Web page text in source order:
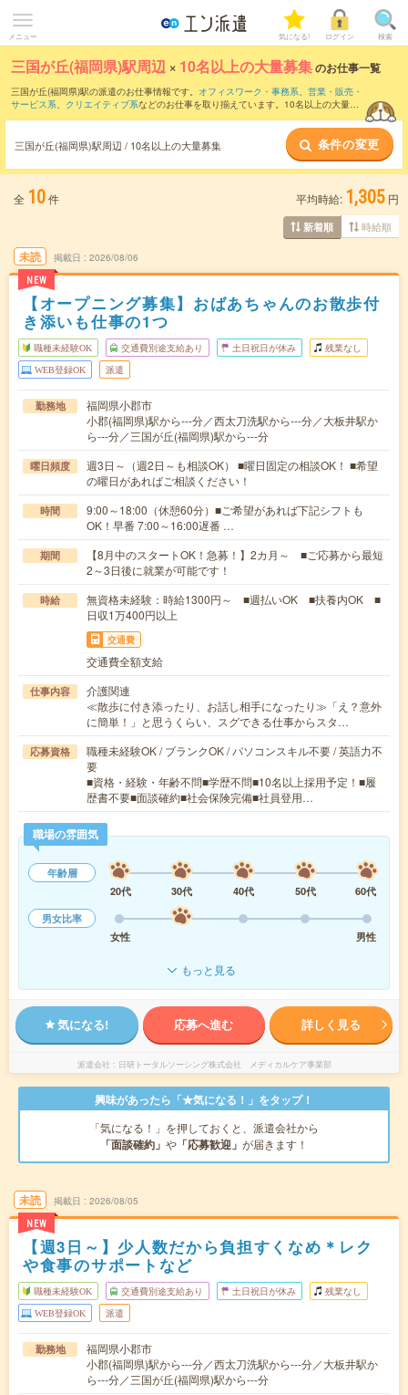
メニュー 気になる! ログイン 検索
三国が丘(福岡県)駅周辺 × 10名以上の大量募集のお仕事一覧
三国が丘(福岡県)駅の派遣のお仕事情報です。 オフィスワーク・事務系、 営業・販売・
サービス系、 クリエイティブ系などのお仕事を取り揃えています。10名以上の大量募
三国が丘(福岡県)駅周辺 / 10名以上の大量募集 条件の変更
全 10件 平均時給: 1,305 円
新着順 時給順
未読
NEW
掲載日 2026/08/06
【オープニング募集】おばあちゃんのお散歩付
き添いも仕事の1つ
職種未経験OK 交通費別途支給あり 土日祝日が休み 残業なし
WEB登録OK 派遣
勤務地
福岡県小郡市
小郡(福岡県)駅から---分／西太刀洗駅から---分／大板井駅か
ら---分／三国が丘(福岡県)駅から---分
曜日頻度
週3日～（週2日～も相談OK） ■曜日固定の相談OK！ ■希望
の曜日があればご相談ください！
時間
9:00～18:00（休憩60分）■ご希望があれば下記シフトも
OK！早番 7:00～16:00遅番 …
期間
【8月中のスタートOK！急募！】2カ月～ ■ご応募から最短
2～3日後に就業が可能です！
時給
無資格未経験：時給1300円～ ■週払いOK ■扶養内OK ■
日収1万400円以上
交通費
交通費全額支給
仕事内容
介護関連
≪散歩に付き添ったり、お話し相手になったり≫「え？意外
に簡単！」と思うくらい、スグできる仕事からスタ…
応募資格
職種未経験OK / ブランクOK / パソコンスキル不要 / 英語力不
要
■資格・経験・年齢不問■学歴不問■10名以上採用予定！■履
歴書不要■面談確約■社会保険完備■社員登用…
職場の雰囲気
年齢層
20代
30代 40代 50代
60代
男女比率
女性
男性
もっと見る
気になる! 応募へ進む 詳しく見る
派遣会社 日研トータルソーシング株式会社 メディカルケア事業部
興味があったら「★気になる！」をタップ！
「気になる！」を押しておくと、派遣会社から
「面談確約」 や 「応募歓迎」 が届きます！
未読
NEW
掲載日 2026/08/05
【週3日～】少人数だから負担すくなめ＊レク
や食事のサポートなど
職種未経験OK 交通費別途支給あり 土日祝日が休み 残業なし
WEB登録OK 派遣
勤務地
福岡県小郡市
小郡(福岡県)駅から---分／西太刀洗駅から---分／大板井駅か
ら---分／三国が丘(福岡県)駅から---分